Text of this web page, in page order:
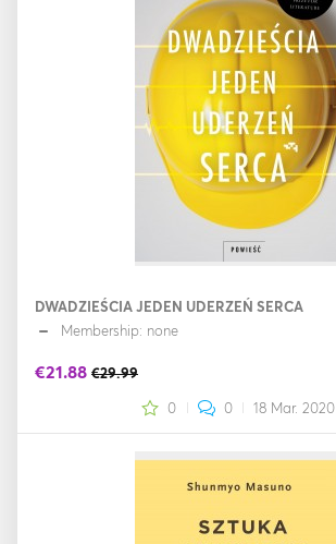
DWADZIEŚCIA JEDEN UDERZEŃ SERCA
Membership: none
€21.88 €29.99
0 0 18 Mar. 2020